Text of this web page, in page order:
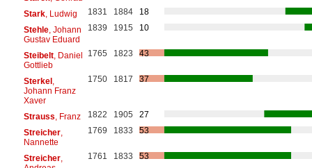
Stark, Ludwig 1831 1884
18
Stehle, Johann
Gustav Eduard
1839 1915 10
Steibelt, Daniel
Gottlieb
1765 1823 43
Sterkel,
Johann Franz
Xaver
1750 1817 37
Strauss , Franz 1822 1905
27
Streicher,
Nannette
1769 1833 53
Streicher,
1761 1833 53